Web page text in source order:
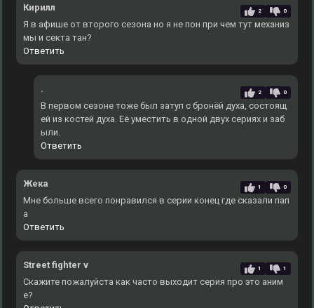
Кирилл 2 0
Я в афише от второго сезона но я не пон при чем тут механиз
мы и секта тан?
Ответить
. 2 0
В первом сезоне тоже был затуп с бронёй духа, состоящ
ей из костей духа. Еë уместить в одной двух сериях и заб
ыли.
Ответить
Жека 1 0
Мне больше всего понравился в серии конец где сказали пап
а
Ответить
Street fighter v 1 1
Скажите пожалуйста как часто выходит серия про это аним
е?